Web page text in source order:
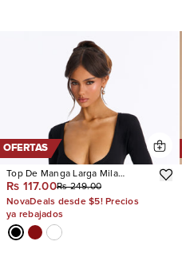
OFERTAS
Top De Manga Larga Mila
Surplice
Rs 117.00Rs 249.00
NovaDeals desde $5! Precios
ya rebajados